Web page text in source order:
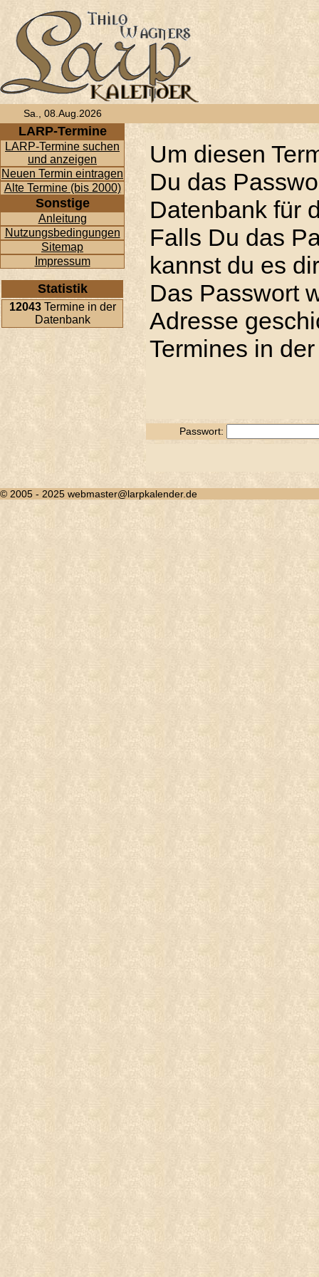
Sa., 08.Aug.2026
LARP-Termine
LARP-Termine suchen
und anzeigen
Neuen Termin eintragen
Alte Termine (bis 2000)
Sonstige
Anleitung
Nutzungsbedingungen
Sitemap
Impressum
Statistik
12043Termine in der
Datenbank
Um diesen
Du das
Datenbank für
Falls Du das
kannst du es
Das Passwort
Adresse
Termines in
Passwort:
© 2005 - 2025 webmaster@larpkalender.de